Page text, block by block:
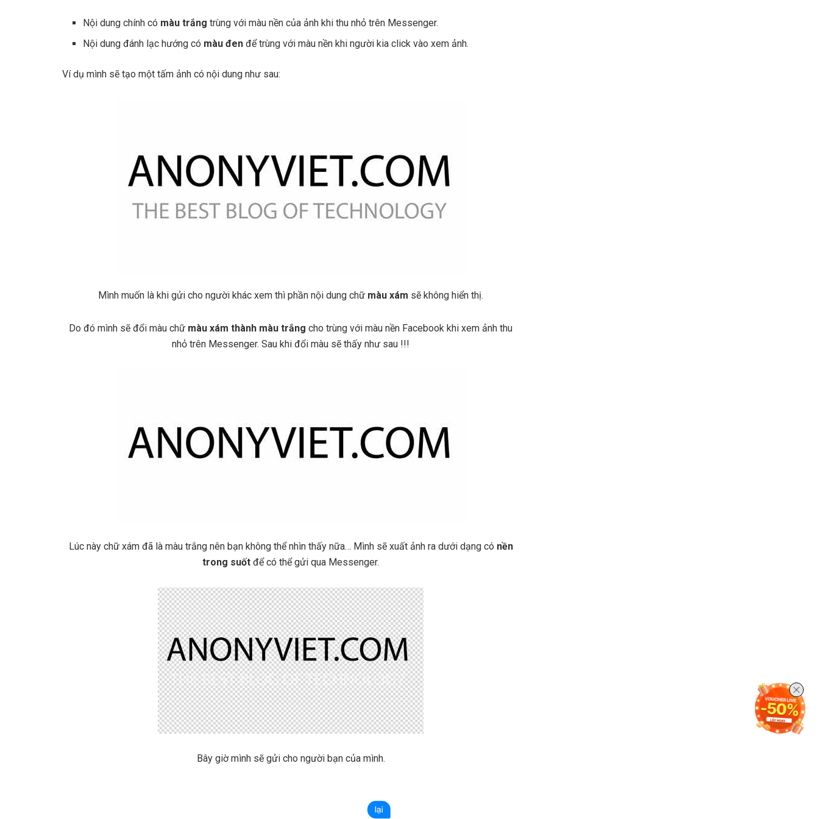
Nội dung chính có màu trắng trùng với màu nền của ảnh khi thu nhỏ trên Messenger.
Nội dung đánh lạc hướng có màu đen để trùng với màu nền khi người kia click vào xem ảnh.
Ví dụ mình sẽ tạo một tấm ảnh có nội dung như sau:
Mình muốn là khi gửi cho người khác xem thì phần nội dung chữ màu xám sẽ không hiển thị.
Do đó mình sẽ đổi màu chữ màu xám thành màu trắng cho trùng với màu nền Facebook khi xem ảnh thu
nhỏ trên Messenger. Sau khi đổi màu sẽ thấy như sau !!!
Lúc này chữ xám đã là màu trắng nên bạn không thể nhìn thấy nữa… Mình sẽ xuất ảnh ra dưới dạng có nền
trong suốt để có thể gửi qua Messenger.
Bây giờ mình sẽ gửi cho người bạn của mình.